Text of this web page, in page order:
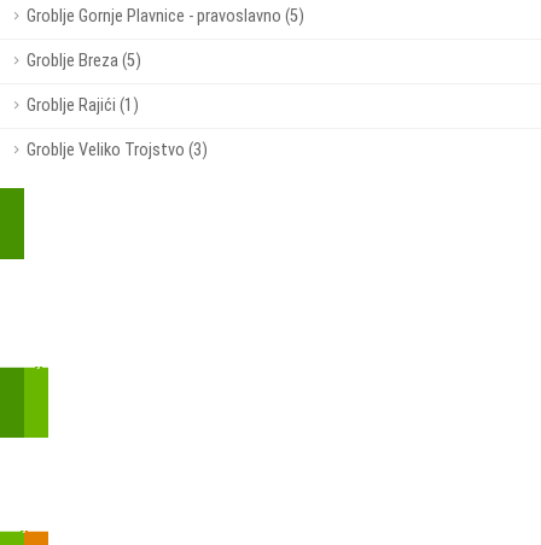
Groblje Gornje Plavnice - pravoslavno (5)
Groblje Breza (5)
Groblje Rajići (1)
Groblje Veliko Trojstvo (3)